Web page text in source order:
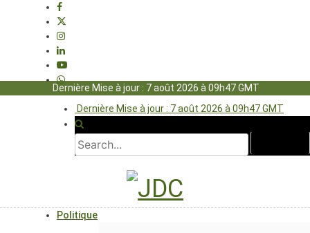
Dernière Mise à jour : 7 août 2026 à 09h47 GMT
Dernière Mise à jour : 7 août 2026 à 09h47 GMT
Politique